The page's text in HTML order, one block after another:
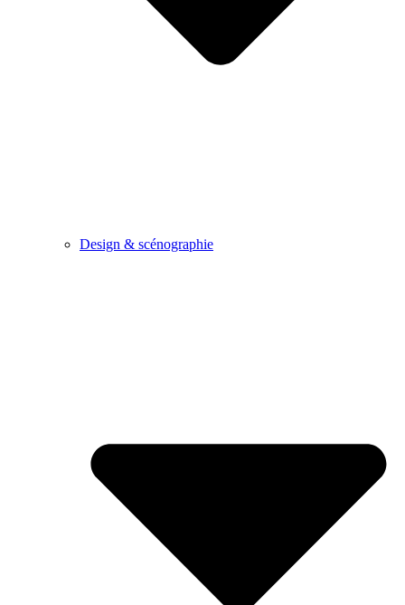
Design & scénographie